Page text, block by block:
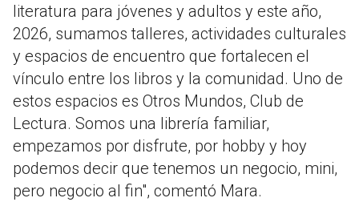
literatura para jóvenes y adultos y este año,
2026, sumamos talleres, actividades culturales
y espacios de encuentro que fortalecen el
vínculo entre los libros y la comunidad. Uno de
estos espacios es Otros Mundos, Club de
Lectura. Somos una librería familiar,
empezamos por disfrute, por hobby y hoy
podemos decir que tenemos un negocio, mini,
pero negocio al fin", comentó Mara.